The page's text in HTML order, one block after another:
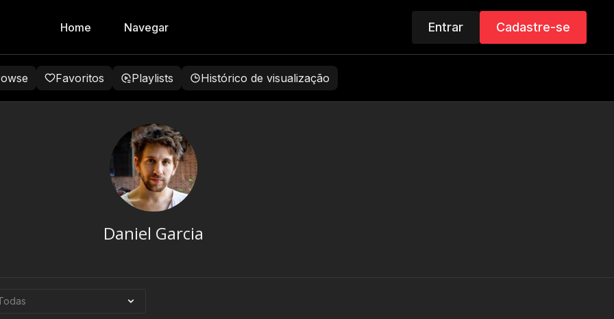
Home Navegar Entrar Cadastre-se
Favoritos Playlists Histórico de visualização
Daniel Garcia